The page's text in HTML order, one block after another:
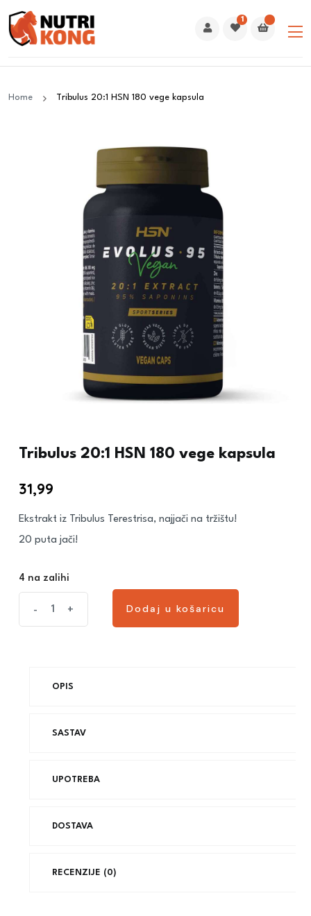
1
Home Tribulus 20:1 HSN 180 vege kapsula
Tribulus 20:1 HSN 180 vege kapsula
31,99
Ekstrakt iz Tribulus Terestrisa, najjači na tržištu!
20 puta jači!
4 na zalihi
- +
Dodaj u košaricu
OPIS
SASTAV
UPOTREBA
DOSTAVA
RECENZIJE (0)